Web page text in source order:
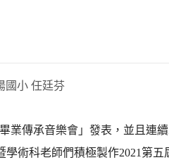
國小 任廷芬
業傳承音樂會」發表，並且連
術科老師們積極製作2021第